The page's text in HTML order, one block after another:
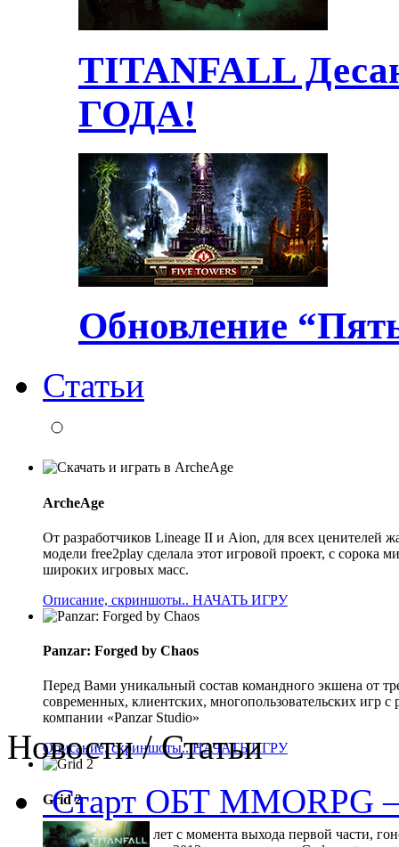
TITANFALL
ГОДА!
Обновление
Статьи
ArcheAge
От разработчиков Lineage II и Aion, для всех ценителей
модели free2play сделала этот игровой проект, с
широких игровых масс.
Описание, скриншоты.. НАЧАТЬ ИГРУ
Panzar: Forged by Chaos
Перед Вами уникальный состав командного экшена от
современных, клиентских, многопользовательских игр
компании «Panzar Studio»
Описание, скриншоты..НАЧАТЬ ИГРУ
Grid 2
Прошло 5 долгих лет с момента выхода первой части,
Новости / Статьи
Старт ОБТ MMORPG